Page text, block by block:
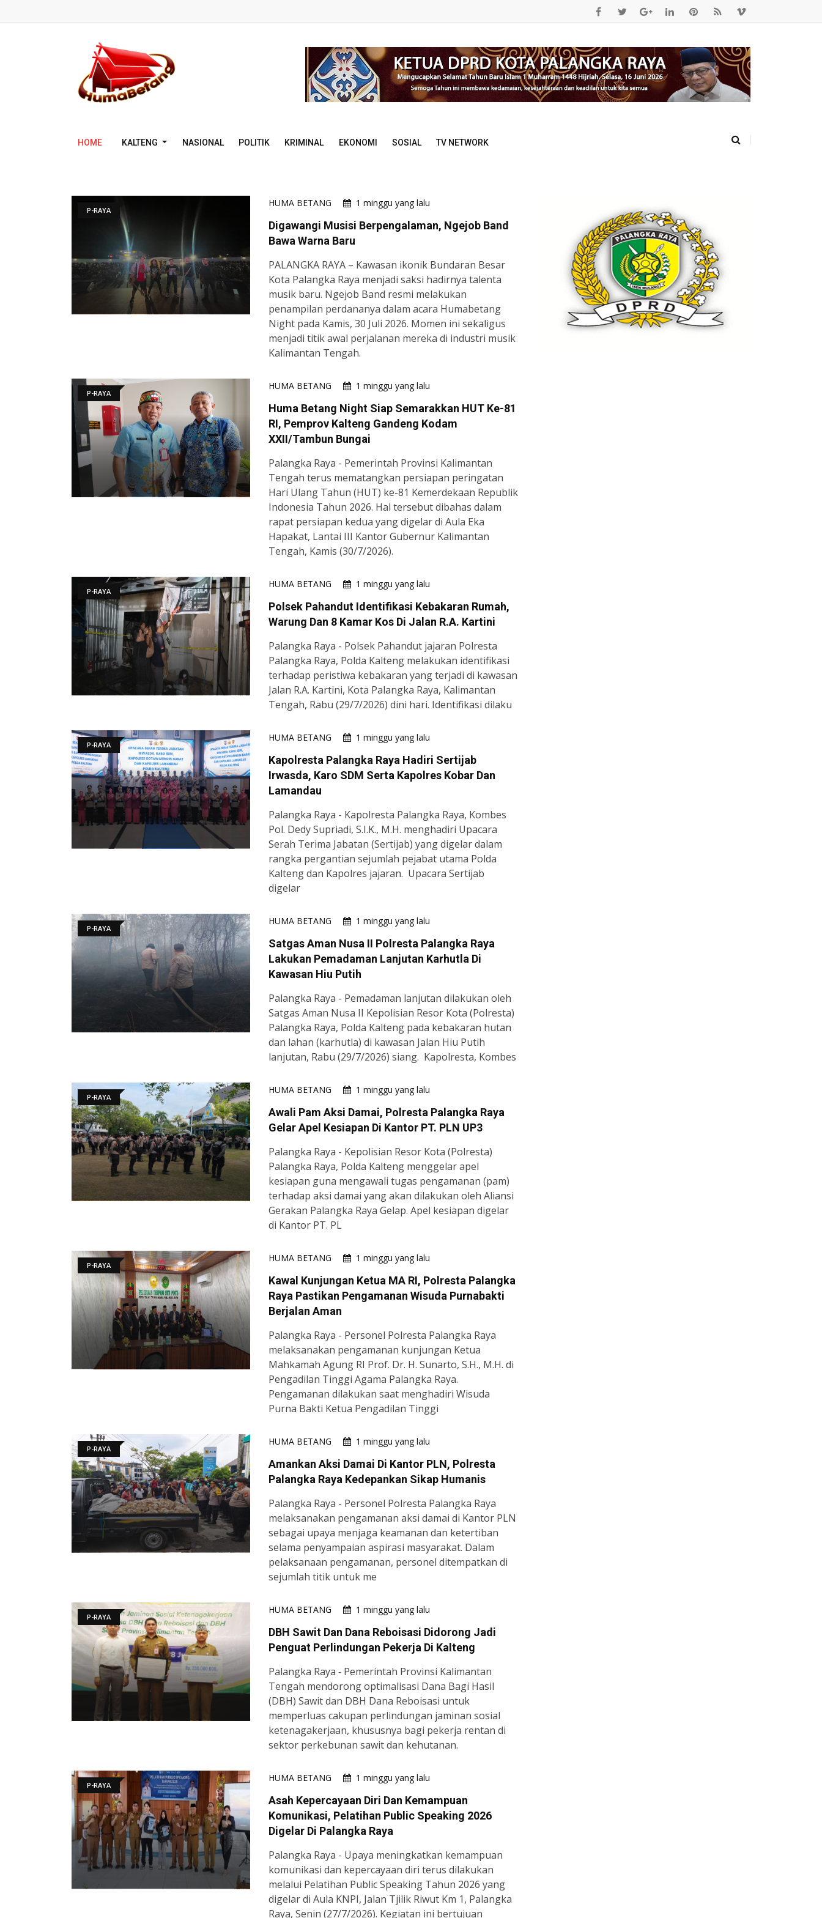
HOME KALTENG NASIONAL POLITIK KRIMINAL EKONOMI SOSIAL TV NETWORK
P-RAYA
HUMA BETANG 1 minggu yang lalu
Digawangi Musisi Berpengalaman, Ngejob Band
Bawa Warna Baru
PALANGKA RAYA – Kawasan ikonik Bundaran Besar
Kota Palangka Raya menjadi saksi hadirnya talenta
musik baru. Ngejob Band resmi melakukan
penampilan perdananya dalam acara Humabetang
Night pada Kamis, 30 Juli 2026. Momen ini sekaligus
menjadi titik awal perjalanan mereka di industri musik
Kalimantan Tengah.
P-RAYA
HUMA BETANG 1 minggu yang lalu
Huma Betang Night Siap Semarakkan HUT Ke-81
RI, Pemprov Kalteng Gandeng Kodam
XXII/Tambun Bungai
Palangka Raya - Pemerintah Provinsi Kalimantan
Tengah terus mematangkan persiapan peringatan
Hari Ulang Tahun (HUT) ke-81 Kemerdekaan Republik
Indonesia Tahun 2026. Hal tersebut dibahas dalam
rapat persiapan kedua yang digelar di Aula Eka
Hapakat, Lantai III Kantor Gubernur Kalimantan
Tengah, Kamis (30/7/2026).
P-RAYA
HUMA BETANG 1 minggu yang lalu
Polsek Pahandut Identifikasi Kebakaran Rumah,
Warung Dan 8 Kamar Kos Di Jalan R.A. Kartini
Palangka Raya - Polsek Pahandut jajaran Polresta
Palangka Raya, Polda Kalteng melakukan identifikasi
terhadap peristiwa kebakaran yang terjadi di kawasan
Jalan R.A. Kartini, Kota Palangka Raya, Kalimantan
Tengah, Rabu (29/7/2026) dini hari. Identifikasi dilaku
P-RAYA
HUMA BETANG 1 minggu yang lalu
Kapolresta Palangka Raya Hadiri Sertijab
Irwasda, Karo SDM Serta Kapolres Kobar Dan
Lamandau
Palangka Raya - Kapolresta Palangka Raya, Kombes
Pol. Dedy Supriadi, S.I.K., M.H. menghadiri Upacara
Serah Terima Jabatan (Sertijab) yang digelar dalam
rangka pergantian sejumlah pejabat utama Polda
Kalteng dan Kapolres jajaran. Upacara Sertijab
digelar
P-RAYA
HUMA BETANG 1 minggu yang lalu
Satgas Aman Nusa II Polresta Palangka Raya
Lakukan Pemadaman Lanjutan Karhutla Di
Kawasan Hiu Putih
Palangka Raya - Pemadaman lanjutan dilakukan oleh
Satgas Aman Nusa II Kepolisian Resor Kota (Polresta)
Palangka Raya, Polda Kalteng pada kebakaran hutan
dan lahan (karhutla) di kawasan Jalan Hiu Putih
lanjutan, Rabu (29/7/2026) siang. Kapolresta, Kombes
P-RAYA
HUMA BETANG 1 minggu yang lalu
Awali Pam Aksi Damai, Polresta Palangka Raya
Gelar Apel Kesiapan Di Kantor PT. PLN UP3
Palangka Raya - Kepolisian Resor Kota (Polresta)
Palangka Raya, Polda Kalteng menggelar apel
kesiapan guna mengawali tugas pengamanan (pam)
terhadap aksi damai yang akan dilakukan oleh Aliansi
Gerakan Palangka Raya Gelap. Apel kesiapan digelar
di Kantor PT. PL
P-RAYA
HUMA BETANG 1 minggu yang lalu
Kawal Kunjungan Ketua MA RI, Polresta Palangka
Raya Pastikan Pengamanan Wisuda Purnabakti
Berjalan Aman
Palangka Raya - Personel Polresta Palangka Raya
melaksanakan pengamanan kunjungan Ketua
Mahkamah Agung RI Prof. Dr. H. Sunarto, S.H., M.H. di
Pengadilan Tinggi Agama Palangka Raya.
Pengamanan dilakukan saat menghadiri Wisuda
Purna Bakti Ketua Pengadilan Tinggi
P-RAYA
HUMA BETANG 1 minggu yang lalu
Amankan Aksi Damai Di Kantor PLN, Polresta
Palangka Raya Kedepankan Sikap Humanis
Palangka Raya - Personel Polresta Palangka Raya
melaksanakan pengamanan aksi damai di Kantor PLN
sebagai upaya menjaga keamanan dan ketertiban
selama penyampaian aspirasi masyarakat. Dalam
pelaksanaan pengamanan, personel ditempatkan di
sejumlah titik untuk me
P-RAYA
HUMA BETANG 1 minggu yang lalu
DBH Sawit Dan Dana Reboisasi Didorong Jadi
Penguat Perlindungan Pekerja Di Kalteng
Palangka Raya ‐ Pemerintah Provinsi Kalimantan
Tengah mendorong optimalisasi Dana Bagi Hasil
(DBH) Sawit dan DBH Dana Reboisasi untuk
memperluas cakupan perlindungan jaminan sosial
ketenagakerjaan, khususnya bagi pekerja rentan di
sektor perkebunan sawit dan kehutanan.
P-RAYA
HUMA BETANG 1 minggu yang lalu
Asah Kepercayaan Diri Dan Kemampuan
Komunikasi, Pelatihan Public Speaking 2026
Digelar Di Palangka Raya
Palangka Raya - Upaya meningkatkan kemampuan
komunikasi dan kepercayaan diri terus dilakukan
melalui Pelatihan Public Speaking Tahun 2026 yang
digelar di Aula KNPI, Jalan Tjilik Riwut Km 1, Palangka
Raya, Senin (27/7/2026). Kegiatan ini bertujuan